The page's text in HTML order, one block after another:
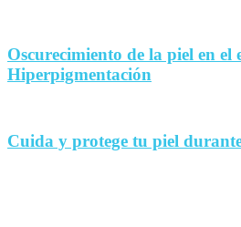
Oscurecimiento de la piel en el
Hiperpigmentación
Cuida y protege tu piel